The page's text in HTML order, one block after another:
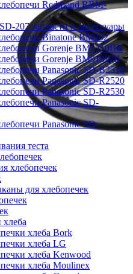
Redmond RBM-
207 запчасти и аксессуары
Binatone BM202
Gorenje BM1210BK
Gorenje BM910WII
Panasonic SD-B2510
Panasonic SD-R2520
Panasonic SD-R2530
Panasonic SD-
Panasonic SD-
теста
хлебопечек
для хлебопечек
хлеба Bork
хлеба LG
хлеба Kenwood
хлеба Moulinex